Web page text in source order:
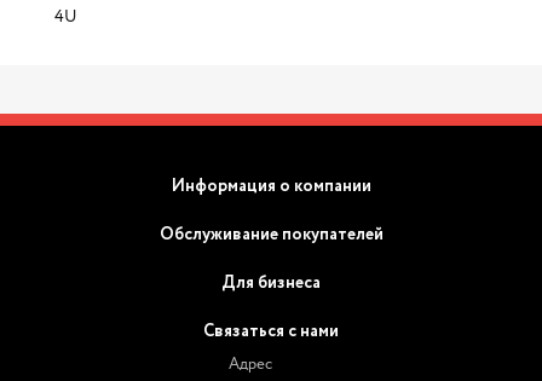
4U
Информация о компании
Обслуживание покупателей
Для бизнеса
Связаться с нами
Адрес